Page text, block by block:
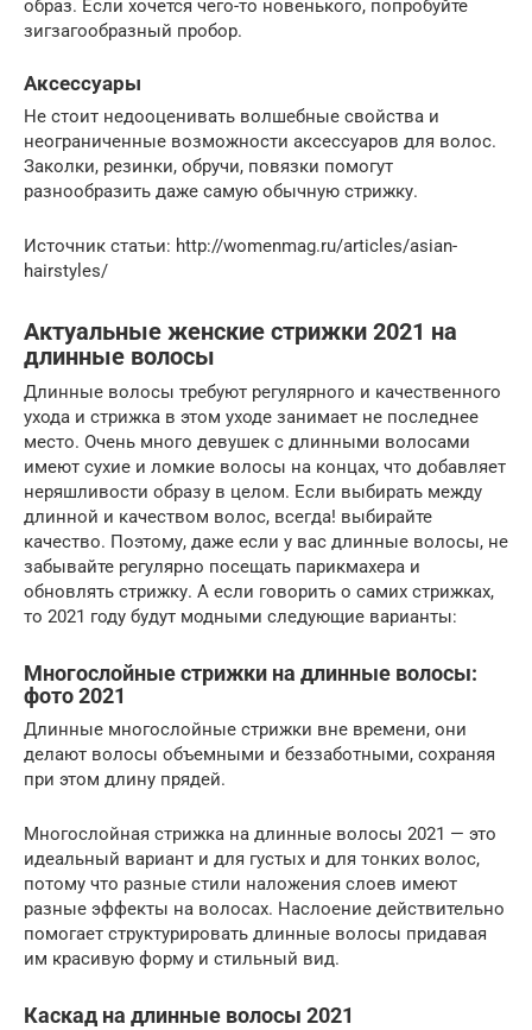
образ. Если хочется чего-то новенького, попробуйте
зигзагообразный пробор.
Аксессуары
Не стоит недооценивать волшебные свойства и
неограниченные возможности аксессуаров для волос.
Заколки, резинки, обручи, повязки помогут
разнообразить даже самую обычную стрижку.
Источник статьи: http://womenmag.ru/articles/asian-
hairstyles/
Актуальные женские стрижки 2021 на
длинные волосы
Длинные волосы требуют регулярного и качественного
ухода и стрижка в этом уходе занимает не последнее
место. Очень много девушек с длинными волосами
имеют сухие и ломкие волосы на концах, что добавляет
неряшливости образу в целом. Если выбирать между
длинной и качеством волос, всегда! выбирайте
качество. Поэтому, даже если у вас длинные волосы, не
забывайте регулярно посещать парикмахера и
обновлять стрижку. А если говорить о самих стрижках,
то 2021 году будут модными следующие варианты:
Многослойные стрижки на длинные волосы:
фото 2021
Длинные многослойные стрижки вне времени, они
делают волосы объемными и беззаботными, сохраняя
при этом длину прядей.
Многослойная стрижка на длинные волосы 2021 — это
идеальный вариант и для густых и для тонких волос,
потому что разные стили наложения слоев имеют
разные эффекты на волосах. Наслоение действительно
помогает структурировать длинные волосы придавая
им красивую форму и стильный вид.
Каскад на длинные волосы 2021